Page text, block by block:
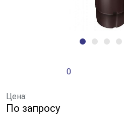
0
Цена:
По запросу